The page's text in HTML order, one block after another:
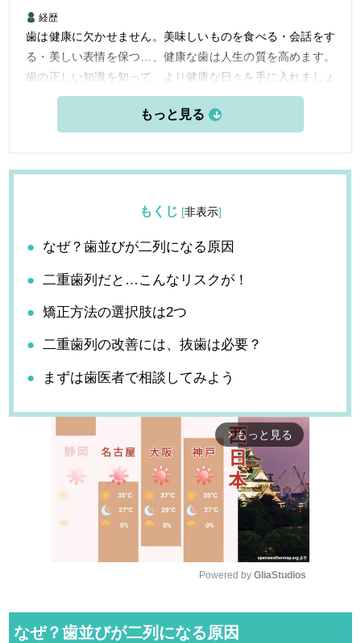
経歴
歯は健康に欠かせません。美味しいものを食べる・会話をす
る・美しい表情を保つ…、健康な歯は人生の質を高めます。
歯の正しい知識を知って、より健康な日々を手に入れましょ
もくじ [非表示]
なぜ？歯並びが二列になる原因
二重歯列だと…こんなリスクが！
矯正方法の選択肢は2つ
二重歯列の改善には、抜歯は必要？
まずは歯医者で相談してみよう
arrow_forward_ios もっと見る
Powered by GliaStudios
なぜ？歯並びが二列になる原因